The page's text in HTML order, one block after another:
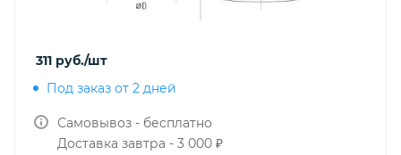
311 руб./шт
Под заказ от 2 дней
Самовывоз - бесплатно
Доставка завтра - 3 000 ₽